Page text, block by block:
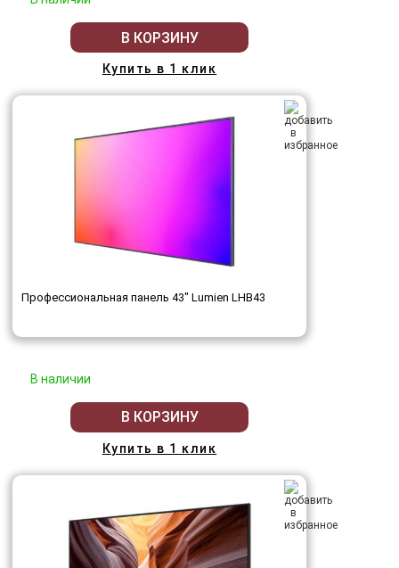
В КОРЗИНУ
Купить в 1 клик
Профессиональная панель 43" Lumien LHB43
В наличии
В КОРЗИНУ
Купить в 1 клик